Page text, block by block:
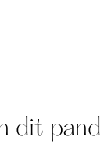
dit pand